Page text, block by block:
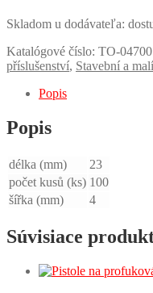
Skladom u dodávateľa:
Katalógové číslo: TO-04700
příslušenství, Stavební a
Popis
Popis
délka (mm)
23
počet kusů (ks) 100
šířka (mm)
4
Súvisiace